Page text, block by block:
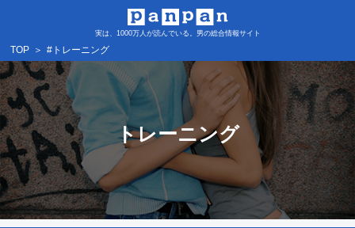
実は、1000万人が読んでいる。男の総合情報サイト
TOP ＞ #トレーニング
トレーニング